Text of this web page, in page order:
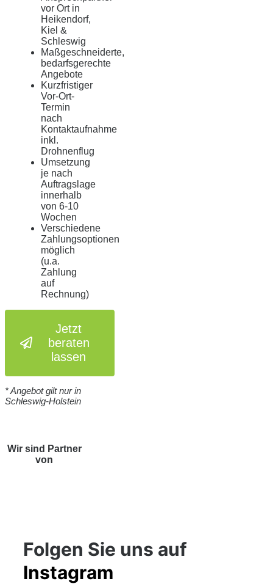
vor Ort in
Heikendorf,
Kiel &
Schleswig
Maßgeschneiderte,
bedarfsgerechte
Angebote
Kurzfristiger
Vor-Ort-
Termin
nach
Kontaktaufnahme
inkl.
Drohnenflug
Umsetzung
je nach
Auftragslage
innerhalb
von 6-10
Wochen
Verschiedene
Zahlungsoptionen
möglich
(u.a.
Zahlung
auf
Rechnung)
Jetzt
beraten
lassen
* Angebot gilt nur in
Schleswig-Holstein
Wir sind Partner
von
Folgen Sie uns auf
Instagram